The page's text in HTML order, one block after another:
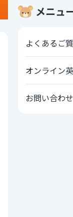
メニュ
よくあるご
オンライン
お問い合わせ